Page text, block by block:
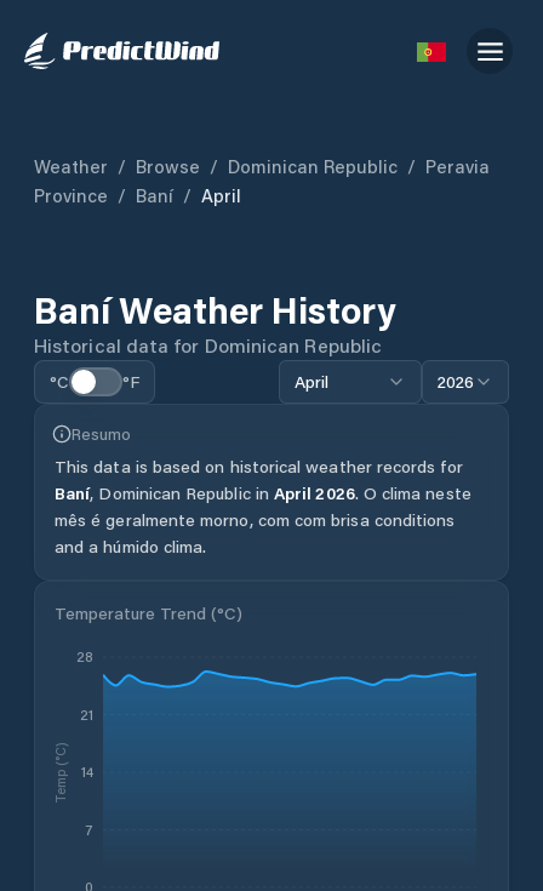
Weather / Browse / Dominican Republic / Peravia
Province / Baní / April
BaníWeather History
Historical data for Dominican Republic
°C °F April 2026
Resumo
This data is based on historical weather records for
Baní, Dominican Republic in April 2026. O clima neste
mês é geralmente morno, com com brisa conditions
and a húmido clima.
Temperature Trend (°C)
0
7
14
21
28
Temp (°C)